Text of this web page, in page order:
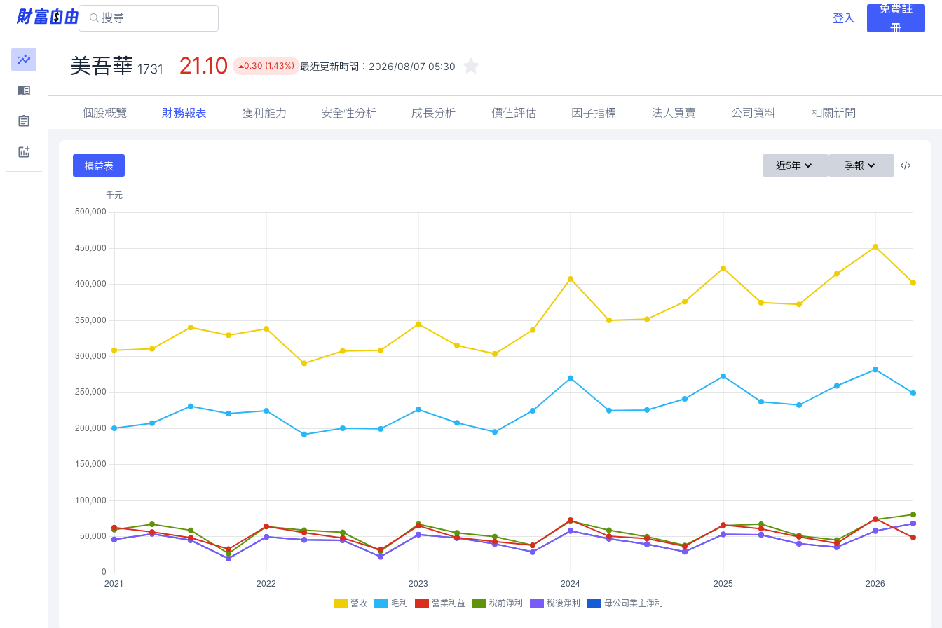
登入
免費註
冊
美吾華 1731 21.10 0.30 (1.43%) 最近更新時間： 2026/08/07 05:30
個股概覽 財務報表 獲利能力 安全性分析 成長分析 價值評估 因子指標 法人買賣 公司資料 相關新聞
損益表 近5年 季報
營收 毛利 營業利益 稅前淨利 稅後淨利 母公司業主淨利